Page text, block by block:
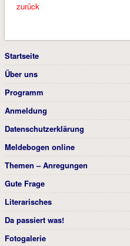
zurück
Startseite
Über uns
Programm
Anmeldung
Datenschutzerklärung
Meldebogen online
Themen – Anregungen
Gute Frage
Literarisches
Da passiert was!
Fotogalerie